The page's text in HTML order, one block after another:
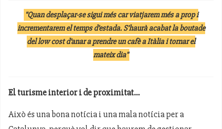
"Quan desplaçar-se sigui més car viatjarem més a prop i
incrementarem el temps d’estada. S’haurà acabat la boutade
del low cost d’anar a prendre un cafè a Itàlia i tornar el
mateix dia"
El turisme interior i de proximitat...
Això és una bona notícia i una mala notícia per a